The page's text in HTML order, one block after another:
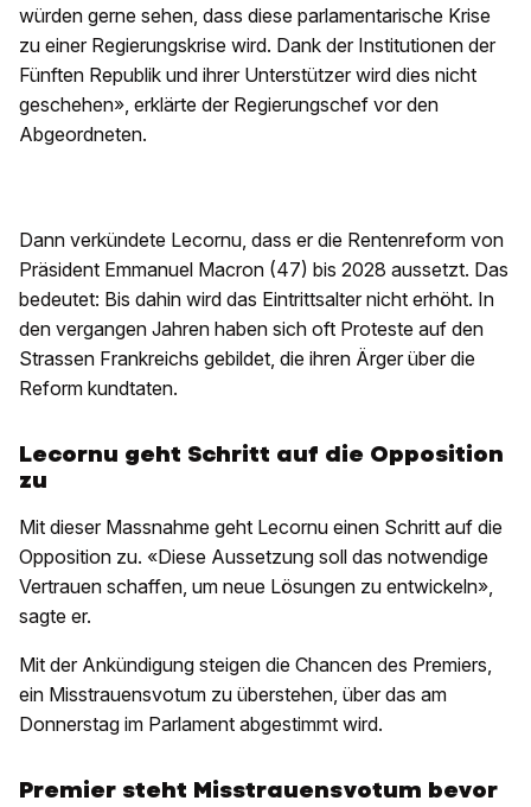
würden gerne sehen, dass diese parlamentarische Krise
zu einer Regierungskrise wird. Dank der Institutionen der
Fünften Republik und ihrer Unterstützer wird dies nicht
geschehen», erklärte der Regierungschef vor den
Abgeordneten.
Dann verkündete Lecornu, dass er die Rentenreform von
Präsident Emmanuel Macron (47) bis 2028 aussetzt. Das
bedeutet: Bis dahin wird das Eintrittsalter nicht erhöht. In
den vergangen Jahren haben sich oft Proteste auf den
Strassen Frankreichs gebildet, die ihren Ärger über die
Reform kundtaten.
Lecornu geht Schritt auf die Opposition
zu
Mit dieser Massnahme geht Lecornu einen Schritt auf die
Opposition zu. «Diese Aussetzung soll das notwendige
Vertrauen schaffen, um neue Lösungen zu entwickeln»,
sagte er.
Mit der Ankündigung steigen die Chancen des Premiers,
ein Misstrauensvotum zu überstehen, über das am
Donnerstag im Parlament abgestimmt wird.
Premier steht Misstrauensvotum bevor